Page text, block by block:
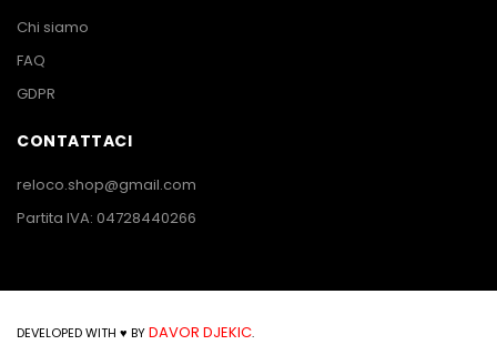
Chi siamo
FAQ
GDPR
CONTATTACI
reloco.shop@gmail.com
Partita IVA: 04728440266
DEVELOPED WITH ♥ BYDAVOR DJEKIC.